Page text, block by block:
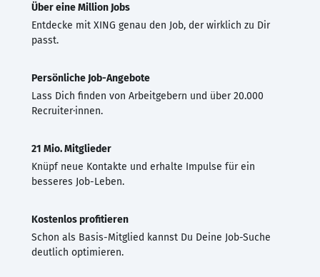
Über eine Million Jobs
Entdecke mit XING genau den Job, der wirklich zu Dir
passt.
Persönliche Job-Angebote
Lass Dich finden von Arbeitgebern und über 20.000
Recruiter·innen.
21 Mio. Mitglieder
Knüpf neue Kontakte und erhalte Impulse für ein
besseres Job-Leben.
Kostenlos profitieren
Schon als Basis-Mitglied kannst Du Deine Job-Suche
deutlich optimieren.